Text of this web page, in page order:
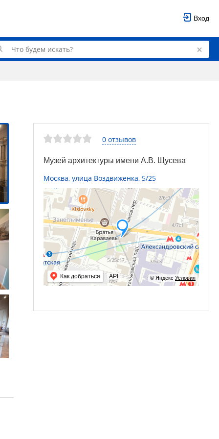
Вход
0 отзывов
Музей архитектуры имени А.В. Щусева
Москва, улица Воздвиженка, 5/25
© Яндекс Условия
Как добраться API